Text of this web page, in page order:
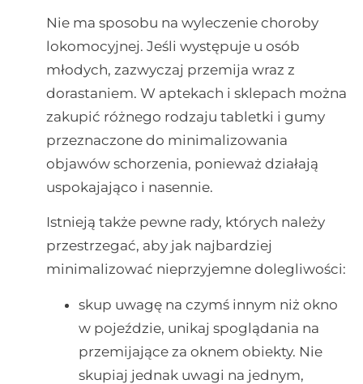
Nie ma sposobu na wyleczenie choroby
lokomocyjnej. Jeśli występuje u osób
młodych, zazwyczaj przemija wraz z
dorastaniem. W aptekach i sklepach można
zakupić różnego rodzaju tabletki i gumy
przeznaczone do minimalizowania
objawów schorzenia, ponieważ działają
uspokajająco i nasennie.
Istnieją także pewne rady, których należy
przestrzegać, aby jak najbardziej
minimalizować nieprzyjemne dolegliwości:
skup uwagę na czymś innym niż okno
w pojeździe, unikaj spoglądania na
przemijające za oknem obiekty. Nie
skupiaj jednak uwagi na jednym,